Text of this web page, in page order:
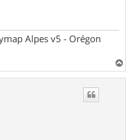
Alpes v5 - Orégon
a